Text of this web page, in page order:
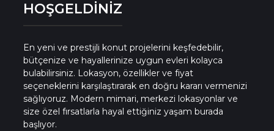
HOŞGELDİNİZ
En yeni ve prestijli konut projelerini keşfedebilir,
bütçenize ve hayallerinize uygun evleri kolayca
bulabilirsiniz. Lokasyon, özellikler ve fiyat
seçeneklerini karşılaştırarak en doğru kararı vermenizi
sağlıyoruz. Modern mimari, merkezi lokasyonlar ve
size özel fırsatlarla hayal ettiğiniz yaşam burada
başlıyor.